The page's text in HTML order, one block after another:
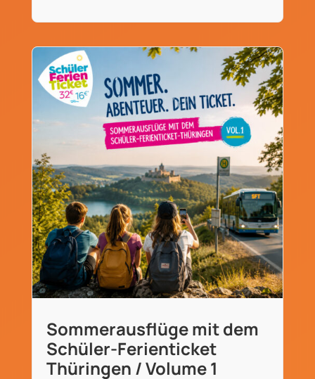
Sommerausflüge mit dem
Schüler-Ferienticket
Thüringen / Volume 1